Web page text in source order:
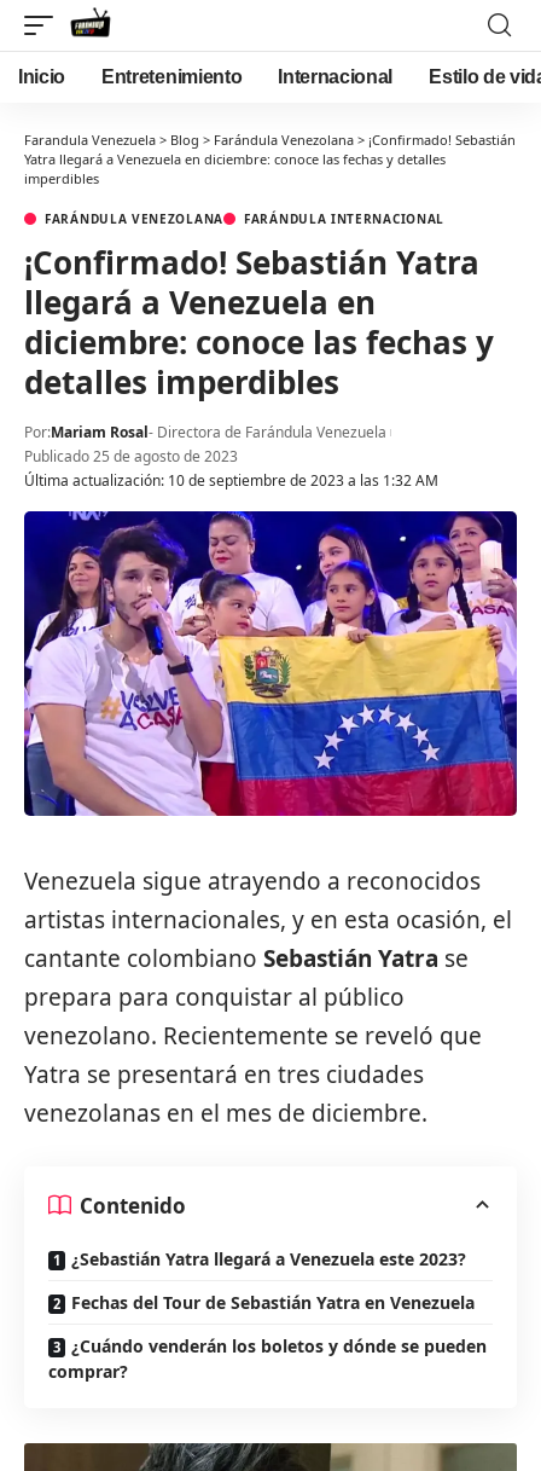
Inicio Entretenimiento Internacional Estilo de
Farandula Venezuela > Blog > Farándula Venezolana > ¡Confirmado! Sebastián
Yatra llegará a Venezuela en diciembre: conoce las fechas y detalles
imperdibles
FARÁNDULA VENEZOLANA FARÁNDULA INTERNACIONAL
¡Confirmado! Sebastián Yatra
llegará a Venezuela en
diciembre: conoce las fechas y
detalles imperdibles
Última actualización: 10 de septiembre de 2023 a las 1:32 AM
Por:Mariam Rosal- Directora de Farándula Venezuela
Publicado 25 de agosto de 2023
Venezuela sigue atrayendo a reconocidos
artistas internacionales, y en esta ocasión, el
cantante colombiano Sebastián Yatra se
prepara para conquistar al público
venezolano. Recientemente se reveló que
Yatra se presentará en tres ciudades
venezolanas en el mes de diciembre.
Contenido
¿Sebastián Yatra llegará a Venezuela este 2023?
Fechas del Tour de Sebastián Yatra en Venezuela
¿Cuándo venderán los boletos y dónde se pueden
comprar?